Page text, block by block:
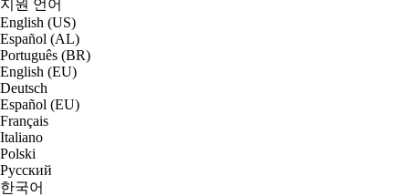
지원 언어
English (US)
Español (AL)
Português (BR)
English (EU)
Deutsch
Español (EU)
Français
Italiano
Polski
Русский
한국어